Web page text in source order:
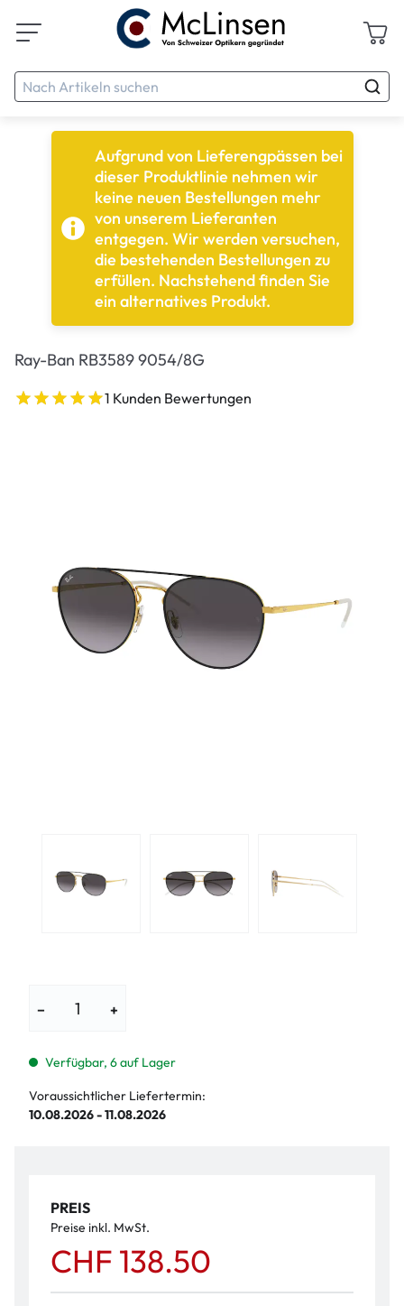
Aufgrund von Lieferengpässen bei
dieser Produktlinie nehmen wir
keine neuen Bestellungen mehr
von unserem Lieferanten
entgegen. Wir werden versuchen,
die bestehenden Bestellungen zu
erfüllen. Nachstehend finden Sie
ein alternatives Produkt.
Ray-Ban RB3589 9054/8G
1 Kunden Bewertungen
− +
Verfügbar, 6 auf Lager
Voraussichtlicher Liefertermin:
10.08.2026 - 11.08.2026
PREIS
Preise inkl. MwSt.
CHF 138.50